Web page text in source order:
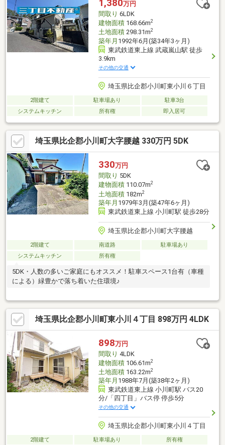
1,380万円
間取り 6LDK
建物面積168.66m2
土地面積298.31m2
築年月 1992年6月(築34年3ヶ月)
東武鉄道東上線 武蔵嵐山駅 徒歩
3.9km
その他の交通
埼玉県比企郡小川町東小川６丁目
2階建て 駐車場あり
駐車3台
システムキッチン
所有権 即入居可
埼玉県比企郡小川町大字腰越 330万円 5DK
330万円
間取り 5DK
建物面積110.07m2
土地面積182m2
築年月 1979年3月(築47年6ヶ月)
東武鉄道東上線 小川町駅 徒歩28分
埼玉県比企郡小川町大字腰越
2階建て 南道路
駐車場あり
システムキッチン
所有権
5DK・人数の多いご家庭にもオススメ！駐車スペース1台有（車種
による）緑豊かで落ち着いた住環境♪
埼玉県比企郡小川町東小川４丁目 898万円 4LDK
898万円
間取り 4LDK
建物面積106.61m2
土地面積163.22m2
築年月 1988年7月(築38年2ヶ月)
東武鉄道東上線 小川町駅 バス20
分/「四丁目」バス停 停歩5分
その他の交通
埼玉県比企郡小川町東小川４丁目
2階建て 駐車場あり 所有権